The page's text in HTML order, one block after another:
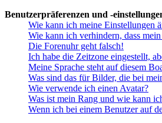
Benutzerpräferenzen und -
Wie kann ich meine Einstellungen
Wie kann ich verhindern, dass
Die Forenuhr geht falsch!
Ich habe die Zeitzone eingestellt,
Meine Sprache steht auf diesem
Was sind das für Bilder, die bei
Wie verwende ich einen Avatar?
Was ist mein Rang und wie kann
Wenn ich bei einem Benutzer auf